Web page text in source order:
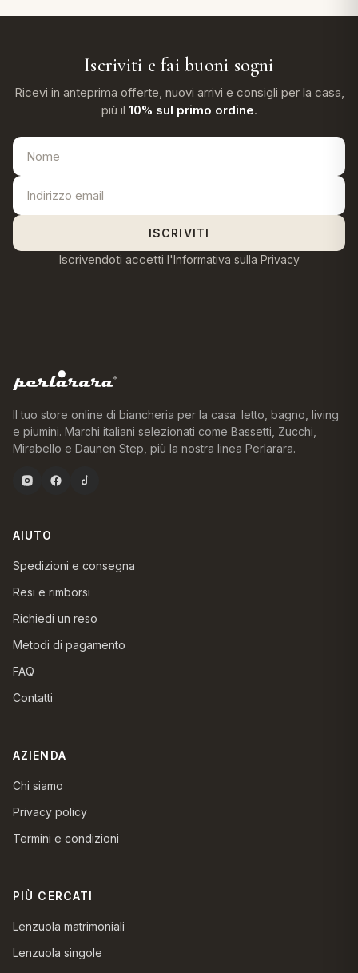
Iscriviti e fai buoni sogni
Ricevi in anteprima offerte, nuovi arrivi e consigli per la casa,
più il 10% sul primo ordine.
ISCRIVITI
Iscrivendoti accetti l'Informativa sulla Privacy
Il tuo store online di biancheria per la casa: letto, bagno, living
e piumini. Marchi italiani selezionati come Bassetti, Zucchi,
Mirabello e Daunen Step, più la nostra linea Perlarara.
AIUTO
Spedizioni e consegna
Resi e rimborsi
Richiedi un reso
Metodi di pagamento
FAQ
Contatti
AZIENDA
Chi siamo
Privacy policy
Termini e condizioni
PIÙ CERCATI
Lenzuola matrimoniali
Lenzuola singole